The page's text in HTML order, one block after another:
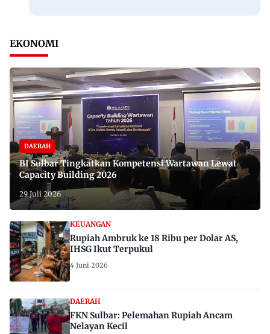
EKONOMI
DAERAH
BI Sulbar Tingkatkan Kompetensi Wartawan Lewat
Capacity Building 2026
29 Juli 2026
KEUANGAN
Rupiah Ambruk ke 18 Ribu per Dolar AS,
IHSG Ikut Terpukul
4 Juni 2026
DAERAH
FKN Sulbar: Pelemahan Rupiah Ancam
Nelayan Kecil